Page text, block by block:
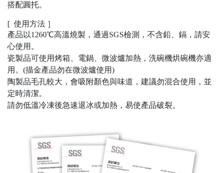
搭配圓托。
[ 使用方法 ］
產品以1260℃高溫燒製，通過SGS檢測，不含鉛、鎘，請安
心使用。
瓷製品可使用烤箱、電鍋、微波爐加熱，洗碗機烘碗機亦適
用。(描金產品勿在微波爐使用)
陶製品毛孔較大，會吸附顏色與味道，建議勿混合使用，並
定時清潔。
請勿低溫冷凍後急速退冰或加熱，易使產品破裂。